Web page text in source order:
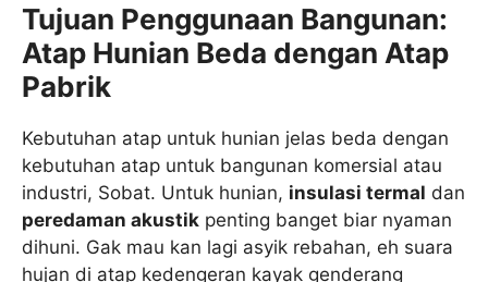
Tujuan Penggunaan Bangunan:
Atap Hunian Beda dengan Atap
Pabrik
Kebutuhan atap untuk hunian jelas beda dengan
kebutuhan atap untuk bangunan komersial atau
industri, Sobat. Untuk hunian, insulasi termal dan
peredaman akustik penting banget biar nyaman
dihuni. Gak mau kan lagi asyik rebahan, eh suara
hujan di atap kedengeran kayak genderang